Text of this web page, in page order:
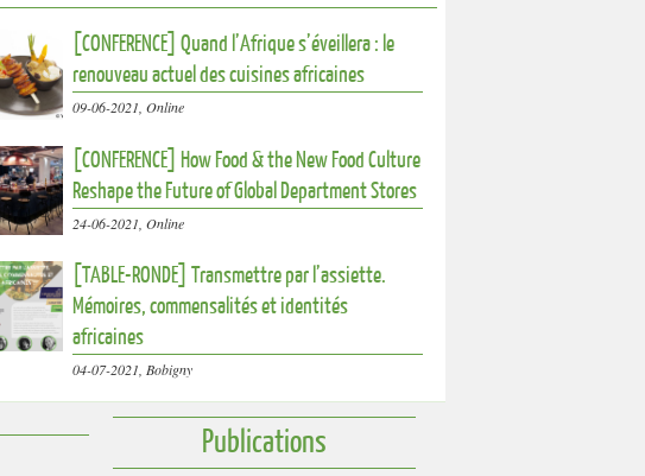
[CONFERENCE] Quand l’Afrique s’éveillera : le
renouveau actuel des cuisines africaines
09-06-2021, Online
[CONFERENCE] How Food & the New Food Culture
Reshape the Future of Global Department Stores
24-06-2021, Online
[TABLE-RONDE] Transmettre par l’assiette.
Mémoires, commensalités et identités
africaines
04-07-2021, Bobigny
Publications